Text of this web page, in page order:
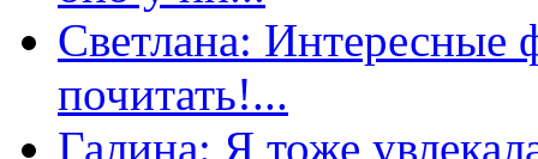
Светлана: Интересные
почитать!...
Галина: Я тоже